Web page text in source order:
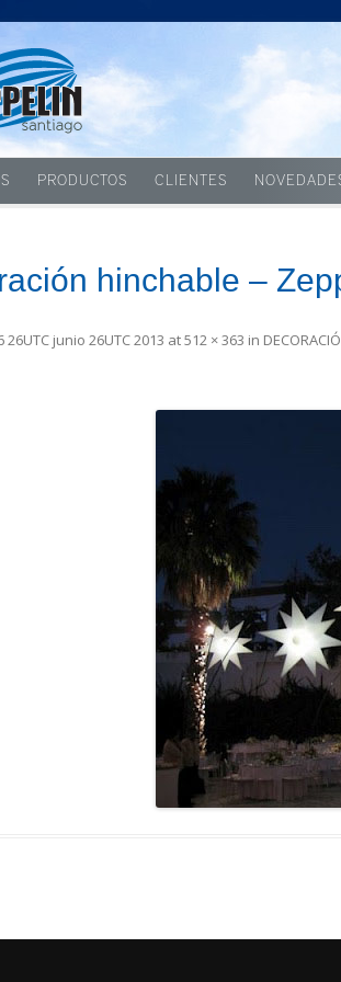
PRODUCTOS CLIENTES
hinchable –
26UTC junio 26UTC 2013 at512 × 363 in